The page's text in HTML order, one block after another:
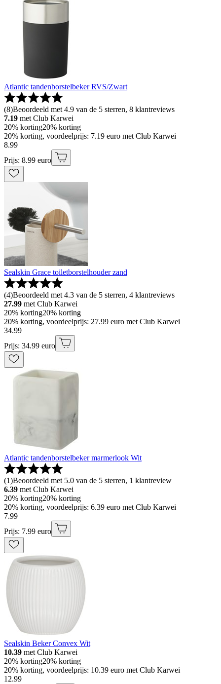
Atlantic tandenborstelbeker RVS/Zwart
(8)Beoordeeld met 4.9 van de 5 sterren, 8 klantreviews
7.19 met Club Karwei
20% korting20% korting
20% korting, voordeelprijs: 7.19 euro met Club Karwei
8.99
Prijs: 8.99 euro
Sealskin Grace toiletborstelhouder zand
(4)Beoordeeld met 4.3 van de 5 sterren, 4 klantreviews
27.99 met Club Karwei
20% korting20% korting
20% korting, voordeelprijs: 27.99 euro met Club Karwei
34.99
Prijs: 34.99 euro
Atlantic tandenborstelbeker marmerlook Wit
(1)Beoordeeld met 5.0 van de 5 sterren, 1 klantreview
6.39 met Club Karwei
20% korting20% korting
20% korting, voordeelprijs: 6.39 euro met Club Karwei
7.99
Prijs: 7.99 euro
Sealskin Beker Convex Wit
10.39 met Club Karwei
20% korting20% korting
20% korting, voordeelprijs: 10.39 euro met Club Karwei
12.99